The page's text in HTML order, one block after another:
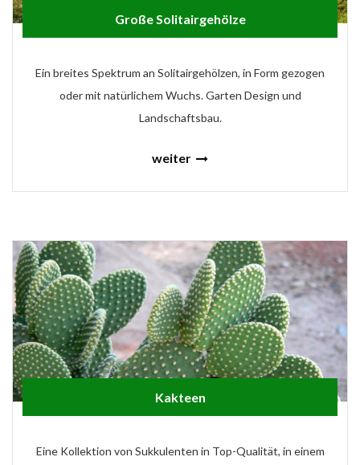
Große Solitairgehölze
Ein breites Spektrum an Solitairgehölzen, in Form gezogen
oder mit natürlichem Wuchs. Garten Design und
Landschaftsbau.
weiter
Kakteen
Eine Kollektion von Sukkulenten in Top-Qualität, in einem